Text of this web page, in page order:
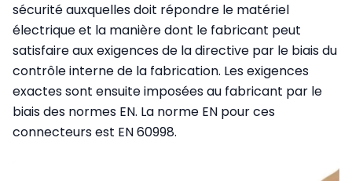
sécurité auxquelles doit répondre le matériel
électrique et la manière dont le fabricant peut
satisfaire aux exigences de la directive par le biais du
contrôle interne de la fabrication. Les exigences
exactes sont ensuite imposées au fabricant par le
biais des normes EN. La norme EN pour ces
connecteurs est EN 60998.